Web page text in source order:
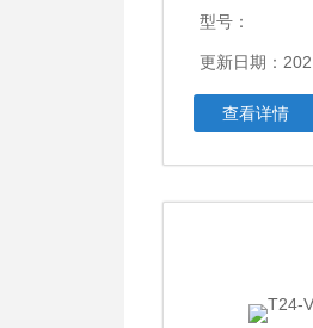
型号：
更新日期：
查看详情